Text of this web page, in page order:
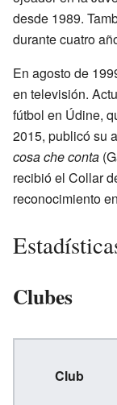
desde 1989.
durante cuatro
En agosto de
en televisión.
fútbol en Údine,
2015, publicó su
cosa che conta
recibió el Collar
reconocimiento
Clubes
Club